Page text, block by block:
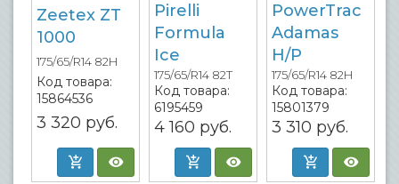
Zeetex ZT
1000
175/65/R14 82H
Код товара:
15864536
3 320 руб.
Pirelli
Formula
Ice
175/65/R14 82T
Код товара:
6195459
4 160 руб.
PowerTrac
Adamas
H/P
175/65/R14 82H
Код товара:
15801379
3 310 руб.